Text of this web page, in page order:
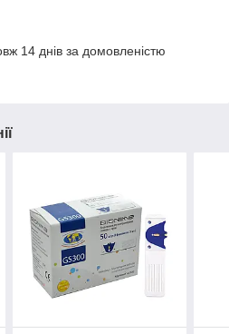
14 днів за домовленістю